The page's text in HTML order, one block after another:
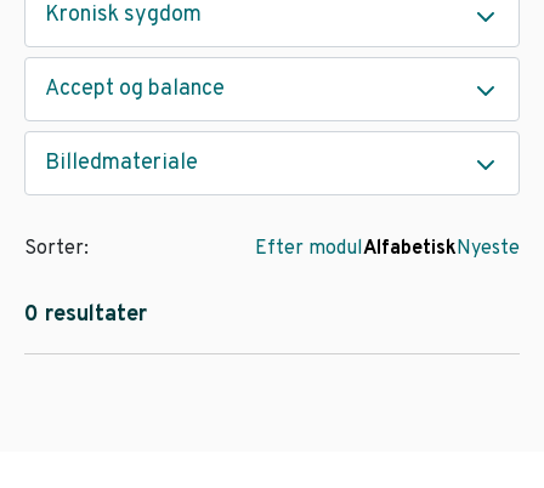
Kronisk sygdom
Accept og balance
Billedmateriale
0 resultater
Sorter: Efter modulAlfabetiskNyeste